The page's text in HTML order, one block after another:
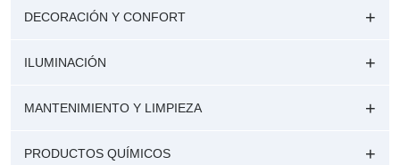
DECORACIÓN Y CONFORT
ILUMINACIÓN
MANTENIMIENTO Y LIMPIEZA
PRODUCTOS QUÍMICOS